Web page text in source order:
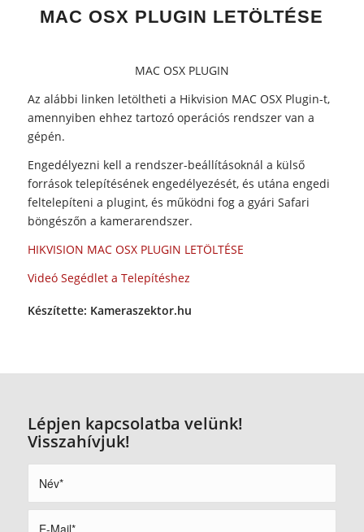
MAC OSX PLUGIN LETÖLTÉSE
MAC OSX PLUGIN
Az alábbi linken letöltheti a Hikvision MAC OSX Plugin-t,
amennyiben ehhez tartozó operációs rendszer van a
gépén.
Engedélyezni kell a rendszer-beállításoknál a külső
források telepítésének engedélyezését, és utána engedi
feltelepíteni a plugint, és működni fog a gyári Safari
böngészőn a kamerarendszer.
HIKVISION MAC OSX PLUGIN LETÖLTÉSE
Videó Segédlet a Telepítéshez
Készítette: Kameraszektor.hu
Lépjen kapcsolatba velünk!
Visszahívjuk!